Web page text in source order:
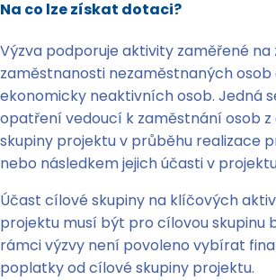
Na co lze získat dotaci?
Výzva podporuje aktivity zaměřené na
zaměstnanosti nezaměstnaných osob
ekonomicky neaktivních osob. Jedná
opatření vedoucí k zaměstnání osob z
skupiny projektu v průběhu realizace
nebo následkem jejich účasti v
Účast cílové skupiny na klíčových
projektu musí být pro cílovou skupinu
rámci výzvy není povoleno vybírat
poplatky od cílové skupiny projektu.